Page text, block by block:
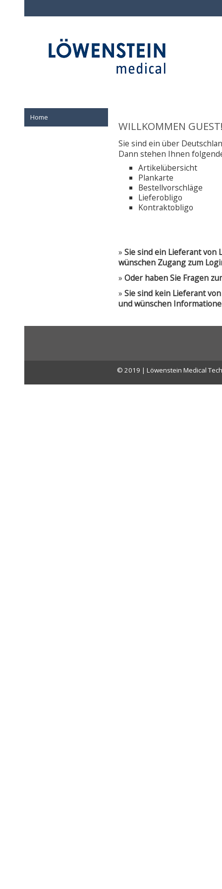
Home
WILLKOMMEN
Sie sind ein über
Dann stehen Ihnen
Artikelübersicht
Plankarte
Bestellvorschläge
Lieferobligo
Kontraktobligo
» Sie sind ein Lieferant von
wünschen Zugang zum
» Oder haben Sie Fragen
» Sie sind kein Lieferant
und wünschen
© 2019 | Löwenstein Medical